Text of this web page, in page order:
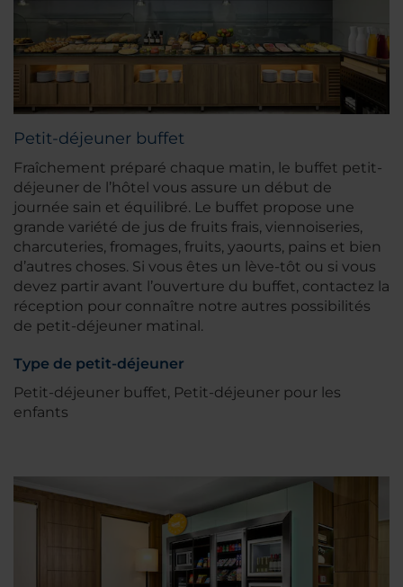
Petit-déjeuner buffet
Fraîchement préparé chaque matin, le buffet petit-
déjeuner de l’hôtel vous assure un début de
journée sain et équilibré. Le buffet propose une
grande variété de jus de fruits frais, viennoiseries,
charcuteries, fromages, fruits, yaourts, pains et bien
d’autres choses. Si vous êtes un lève-tôt ou si vous
devez partir avant l’ouverture du buffet, contactez la
réception pour connaître notre autres possibilités
de petit-déjeuner matinal.
Type de petit-déjeuner
Petit-déjeuner buffet, Petit-déjeuner pour les
enfants